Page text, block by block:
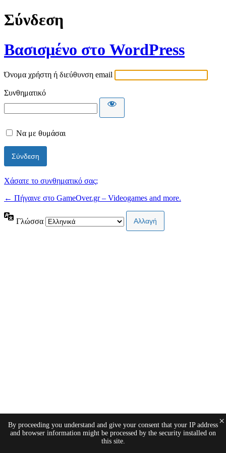
Σύνδεση
Βασισμένο στο WordPress
Όνομα χρήστη ή διεύθυνση email
Συνθηματικό
Να με θυμάσαι
Χάσατε το συνθηματικό σας;
← Πήγαινε στο GameOver.gr – Videogames and more.
Γλώσσα
By proceeding you understand and give your consent that your IP address
and browser information might be processed by the security installed on
this site.
×